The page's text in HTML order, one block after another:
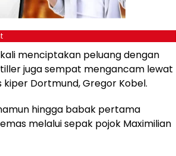
menciptakan peluang dengan
juga sempat mengancam lewat
Dortmund, Gregor Kobel.
hingga babak pertama
melalui sepak pojok Maximilian